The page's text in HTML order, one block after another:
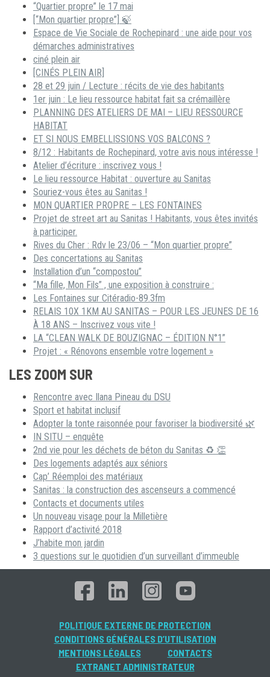
“Quartier propre” le 17 mai
[“Mon quartier propre”] 🍃
Espace de Vie Sociale de Rochepinard : une aide pour vos
démarches administratives
ciné plein air
[CINÉS PLEIN AIR]
28 et 29 juin / Lecture : récits de vie des habitants
1er juin : Le lieu ressource habitat fait sa crémaillère
PLANNING DES ATELIERS DE MAI – LIEU RESSOURCE
HABITAT
ET SI NOUS EMBELLISSIONS VOS BALCONS ?
8/12 : Habitants de Rochepinard, votre avis nous intéresse !
Atelier d’écriture : inscrivez vous !
Le lieu ressource Habitat : ouverture au Sanitas
Souriez-vous êtes au Sanitas !
MON QUARTIER PROPRE – LES FONTAINES
Projet de street art au Sanitas ! Habitants, vous êtes invités
à participer.
Rives du Cher : Rdv le 23/06 – “Mon quartier propre”
Des concertations au Sanitas
Installation d’un “compostou”
“Ma fille, Mon Fils” , une exposition à construire :
Les Fontaines sur Citéradio-89.3fm
RELAIS 10X 1KM AU SANITAS – POUR LES JEUNES DE 16
À 18 ANS – Inscrivez vous vite !
LA “CLEAN WALK DE BOUZIGNAC – ÉDITION N°1”
Projet : « Rénovons ensemble votre logement »
LES ZOOM SUR
Rencontre avec Ilana Pineau du DSU
Sport et habitat inclusif
Adopter la tonte raisonnée pour favoriser la biodiversité 🌿
IN SITU – enquête
2nd vie pour les déchets de béton du Sanitas ♻ 👏
Des logements adaptés aux séniors
Cap’ Réemploi des matériaux
Sanitas : la construction des ascenseurs a commencé
Contacts et documents utiles
Un nouveau visage pour la Milletière
Rapport d’activité 2018
J’habite mon jardin
3 questions sur le quotidien d’un surveillant d’immeuble
POLITIQUE EXTERNE DE PROTECTION
CONDITIONS GÉNÉRALES D’UTILISATION
MENTIONS LÉGALES
CONTACTS
EXTRANET ADMINISTRATEUR